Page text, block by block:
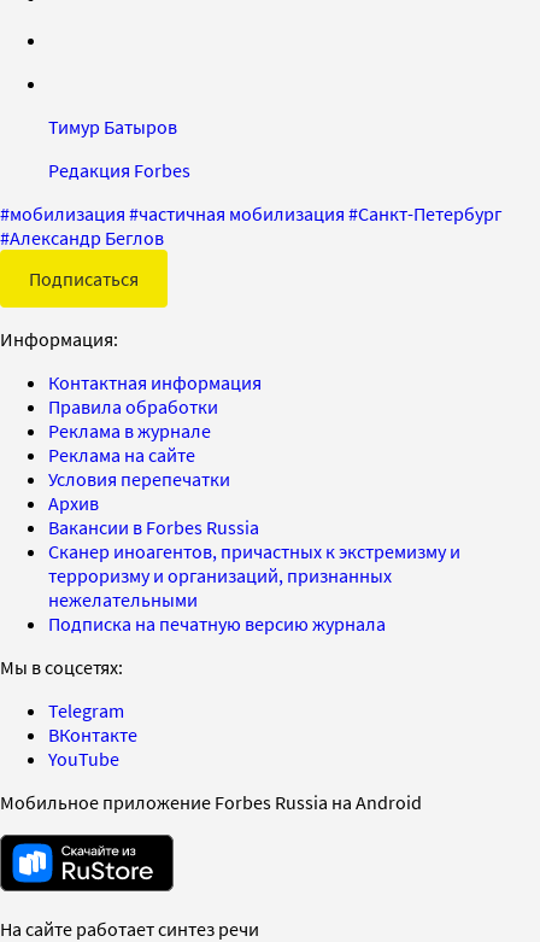
Тимур Батыров
Редакция Forbes
#мобилизация #частичная мобилизация #Санкт-Петербург
#Александр Беглов
Подписаться
Информация:
Контактная информация
Правила обработки
Реклама в журнале
Реклама на сайте
Условия перепечатки
Архив
Вакансии в Forbes Russia
Сканер иноагентов, причастных к экстремизму и
терроризму и организаций, признанных
нежелательными
Подписка на печатную версию журнала
Мы в соцсетях:
Telegram
ВКонтакте
YouTube
Мобильное приложение Forbes Russia на Android
На сайте работает синтез речи